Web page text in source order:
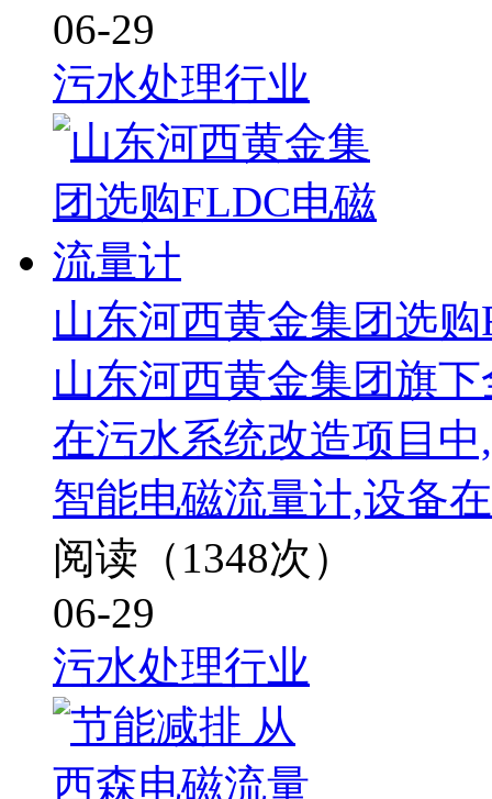
06-29
污水处理行业
山东河西黄金集团选
山东河西黄金集团旗
在污水系统改造项目
智能电磁流量计,设备
阅读（1348次）
06-29
污水处理行业